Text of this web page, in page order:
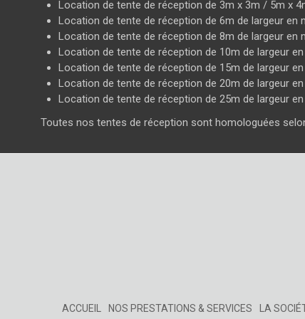
Location de tente de réception de 3m x 3m / 5m x
Location de tente de réception de 6m de largeur en
Location de tente de réception de 8m de largeur en
Location de tente de réception de 10m de largeur
Location de tente de réception de 15m de largeur
Location de tente de réception de 20m de largeur
Location de tente de réception de 25m de largeur
Toutes nos tentes de réception sont homologuées
ACCUEIL NOS PRESTATIONS & SERVICES LA